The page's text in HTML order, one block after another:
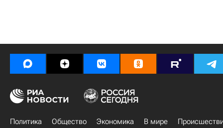
Политика Общество Экономика В мире